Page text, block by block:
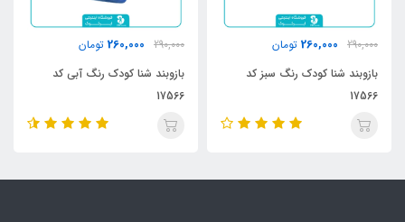
260,000 تومان
شنا کودک رنگ سبز کد
260,000 تومان
بازوبند شنا کودک رنگ آبی کد